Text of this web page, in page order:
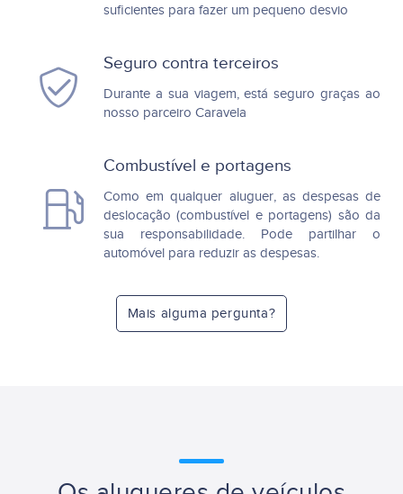
suficientes para fazer um pequeno desvio
Seguro contra terceiros
Durante a sua viagem, está seguro graças ao
nosso parceiro Caravela
Combustível e portagens
Como em qualquer aluguer, as despesas de
deslocação (combustível e portagens) são da
sua responsabilidade. Pode partilhar o
automóvel para reduzir as despesas.
Mais alguma pergunta?